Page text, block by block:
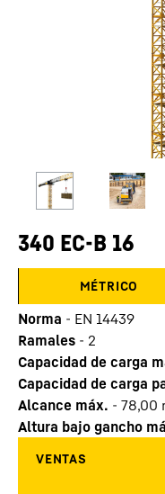
340 EC-B 16
MÉTRICO
Norma - EN 14439
Ramales - 2
Capacidad de carga
Capacidad de carga
Alcance máx. - 78,00
Altura bajo gancho